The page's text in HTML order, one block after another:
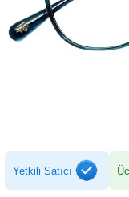
Yetkili Satıcı